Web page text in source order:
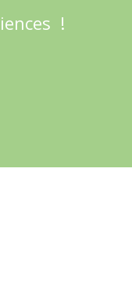
!